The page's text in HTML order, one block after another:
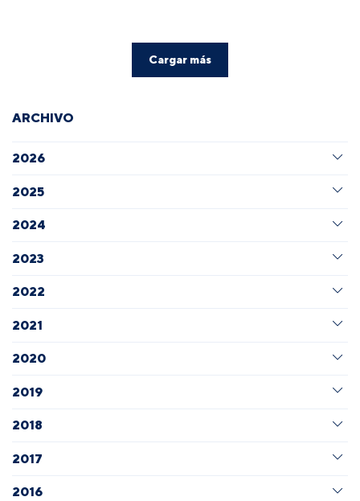
Cargar más
ARCHIVO
2026
2025
2024
2023
2022
2021
2020
2019
2018
2017
2016